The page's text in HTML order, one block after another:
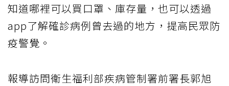
知道哪裡可以買口罩、庫存量，也可以透過
app了解確診病例曾去過的地方，提高民眾防
疫警覺。
報導訪問衛生福利部疾病管制署前署長郭旭